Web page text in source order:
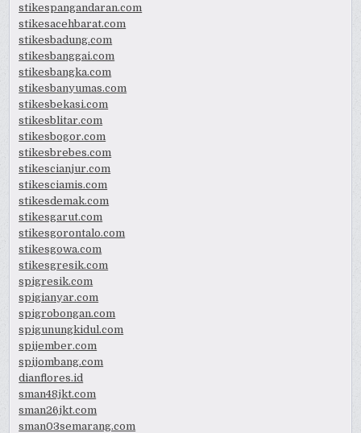
stikespangandaran.com
stikesacehbarat.com
stikesbadung.com
stikesbanggai.com
stikesbangka.com
stikesbanyumas.com
stikesbekasi.com
stikesblitar.com
stikesbogor.com
stikesbrebes.com
stikescianjur.com
stikesciamis.com
stikesdemak.com
stikesgarut.com
stikesgorontalo.com
stikesgowa.com
stikesgresik.com
spigresik.com
spigianyar.com
spigrobongan.com
spigunungkidul.com
spijember.com
spijombang.com
dianflores.id
sman48jkt.com
sman26jkt.com
sman03semarang.com